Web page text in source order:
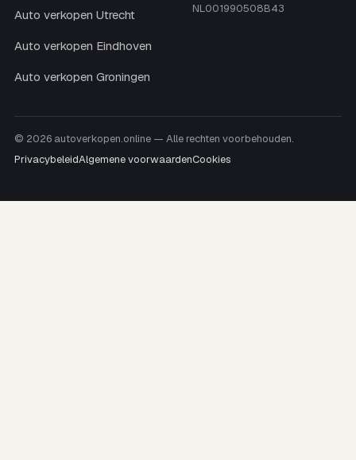
Auto verkopen Utrecht
Auto verkopen Eindhoven
Auto verkopen Groningen
NL001990508B43
© 2026 autoverkopen.online — Alle rechten voorbehouden.
PrivacybeleidAlgemene voorwaardenCookies